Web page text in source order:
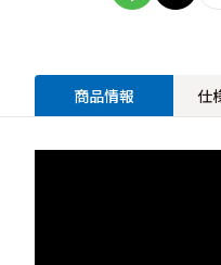
商品情報 仕